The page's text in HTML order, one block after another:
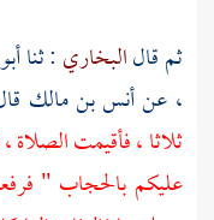
ثم قالالبخاري : ثنا
، عنأنس بن مالك
ثلاثا ، فأقيمت
عليكم بالحجاب "